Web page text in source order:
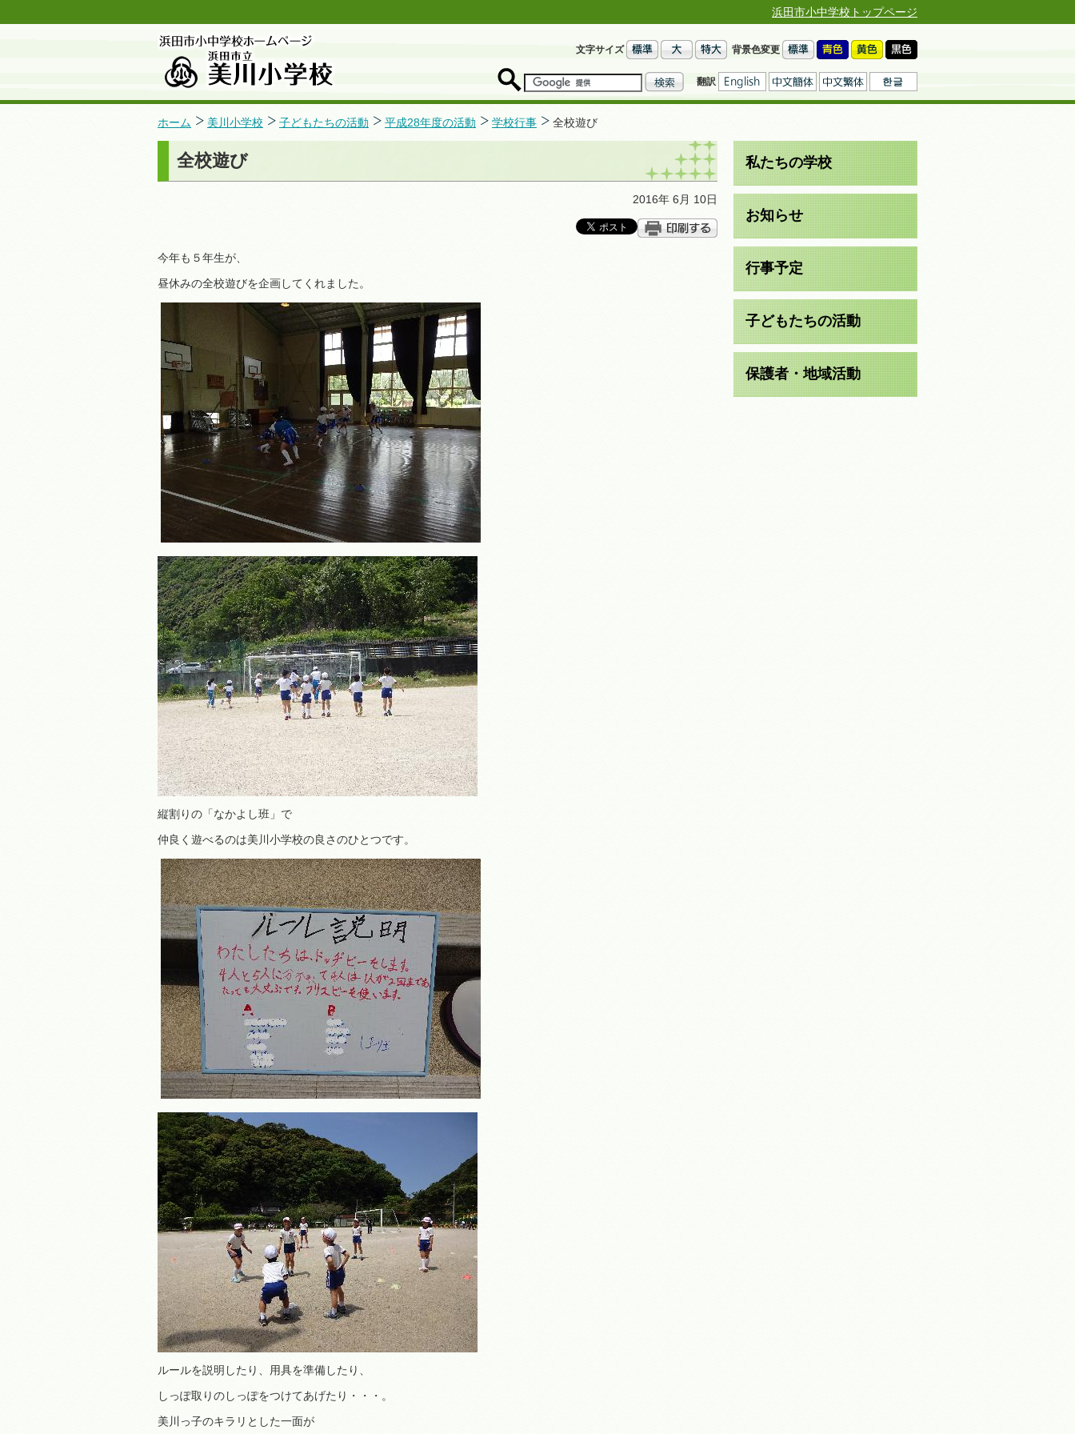
浜田市小中学校トップページ
文字サイズ 背景色変更
翻訳
ホーム 美川小学校 子どもたちの活動 平成28年度の活動 学校行事 全校遊び
全校遊び
2016年 6月 10日
今年も５年生が、
昼休みの全校遊びを企画してくれました。
縦割りの「なかよし班」で
仲良く遊べるのは美川小学校の良さのひとつです。
ルールを説明したり、用具を準備したり、
しっぽ取りのしっぽをつけてあげたり・・・。
美川っ子のキラリとした一面が
私たちの学校
お知らせ
行事予定
子どもたちの活動
保護者・地域活動